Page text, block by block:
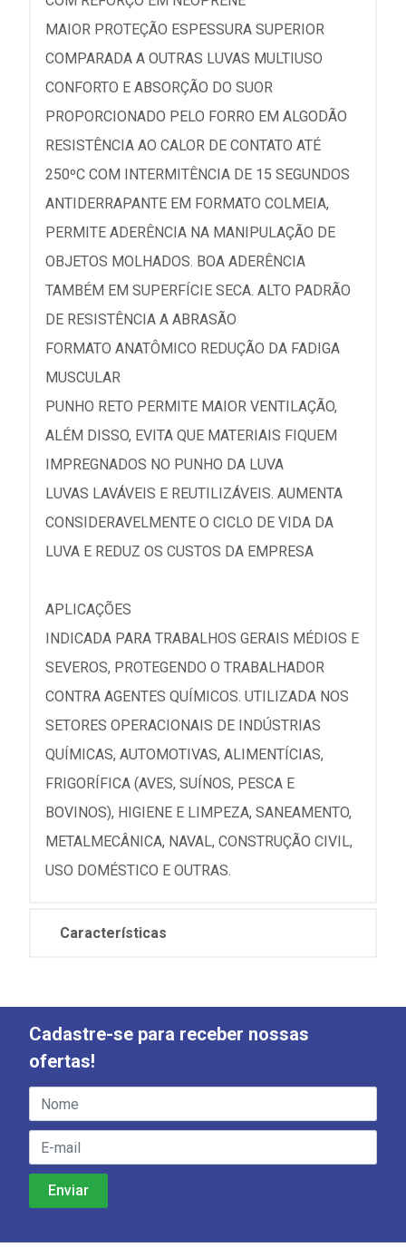
MAIOR PROTEÇÃO ESPESSURA SUPERIOR
COMPARADA A OUTRAS LUVAS MULTIUSO
CONFORTO E ABSORÇÃO DO SUOR
PROPORCIONADO PELO FORRO EM ALGODÃO
RESISTÊNCIA AO CALOR DE CONTATO ATÉ
250ºC COM INTERMITÊNCIA DE 15 SEGUNDOS
ANTIDERRAPANTE EM FORMATO COLMEIA,
PERMITE ADERÊNCIA NA MANIPULAÇÃO DE
OBJETOS MOLHADOS. BOA ADERÊNCIA
TAMBÉM EM SUPERFÍCIE SECA. ALTO PADRÃO
DE RESISTÊNCIA A ABRASÃO
FORMATO ANATÔMICO REDUÇÃO DA FADIGA
MUSCULAR
PUNHO RETO PERMITE MAIOR VENTILAÇÃO,
ALÉM DISSO, EVITA QUE MATERIAIS FIQUEM
IMPREGNADOS NO PUNHO DA LUVA
LUVAS LAVÁVEIS E REUTILIZÁVEIS. AUMENTA
CONSIDERAVELMENTE O CICLO DE VIDA DA
LUVA E REDUZ OS CUSTOS DA EMPRESA
APLICAÇÕES
INDICADA PARA TRABALHOS GERAIS MÉDIOS E
SEVEROS, PROTEGENDO O TRABALHADOR
CONTRA AGENTES QUÍMICOS. UTILIZADA NOS
SETORES OPERACIONAIS DE INDÚSTRIAS
QUÍMICAS, AUTOMOTIVAS, ALIMENTÍCIAS,
FRIGORÍFICA (AVES, SUÍNOS, PESCA E
BOVINOS), HIGIENE E LIMPEZA, SANEAMENTO,
METALMECÂNICA, NAVAL, CONSTRUÇÃO CIVIL,
USO DOMÉSTICO E OUTRAS.
Características
Cadastre-se para receber nossas
ofertas!